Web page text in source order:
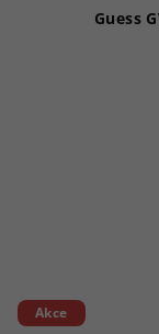
Guess
Akce